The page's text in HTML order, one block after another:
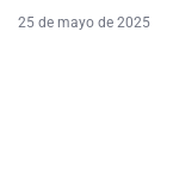
25 de mayo de 2025